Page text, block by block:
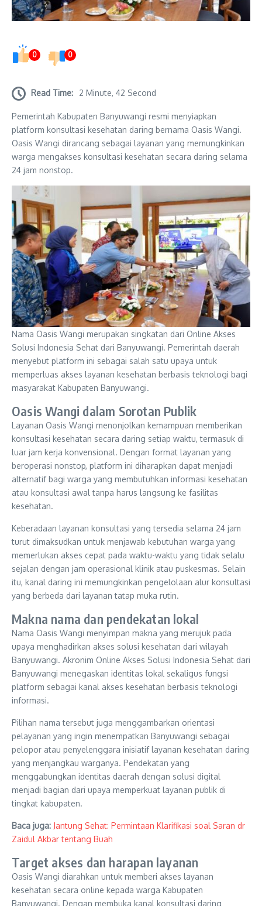
0 0
Read Time: 2 Minute, 42 Second
Pemerintah Kabupaten Banyuwangi resmi menyiapkan
platform konsultasi kesehatan daring bernama Oasis Wangi.
Oasis Wangi dirancang sebagai layanan yang memungkinkan
warga mengakses konsultasi kesehatan secara daring selama
24 jam nonstop.
Nama Oasis Wangi merupakan singkatan dari Online Akses
Solusi Indonesia Sehat dari Banyuwangi. Pemerintah daerah
menyebut platform ini sebagai salah satu upaya untuk
memperluas akses layanan kesehatan berbasis teknologi bagi
masyarakat Kabupaten Banyuwangi.
Oasis Wangi dalam Sorotan Publik
Layanan Oasis Wangi menonjolkan kemampuan memberikan
konsultasi kesehatan secara daring setiap waktu, termasuk di
luar jam kerja konvensional. Dengan format layanan yang
beroperasi nonstop, platform ini diharapkan dapat menjadi
alternatif bagi warga yang membutuhkan informasi kesehatan
atau konsultasi awal tanpa harus langsung ke fasilitas
kesehatan.
Keberadaan layanan konsultasi yang tersedia selama 24 jam
turut dimaksudkan untuk menjawab kebutuhan warga yang
memerlukan akses cepat pada waktu-waktu yang tidak selalu
sejalan dengan jam operasional klinik atau puskesmas. Selain
itu, kanal daring ini memungkinkan pengelolaan alur konsultasi
yang berbeda dari layanan tatap muka rutin.
Makna nama dan pendekatan lokal
Nama Oasis Wangi menyimpan makna yang merujuk pada
upaya menghadirkan akses solusi kesehatan dari wilayah
Banyuwangi. Akronim Online Akses Solusi Indonesia Sehat dari
Banyuwangi menegaskan identitas lokal sekaligus fungsi
platform sebagai kanal akses kesehatan berbasis teknologi
informasi.
Pilihan nama tersebut juga menggambarkan orientasi
pelayanan yang ingin menempatkan Banyuwangi sebagai
pelopor atau penyelenggara inisiatif layanan kesehatan daring
yang menjangkau warganya. Pendekatan yang
menggabungkan identitas daerah dengan solusi digital
menjadi bagian dari upaya memperkuat layanan publik di
tingkat kabupaten.
Baca juga: Jantung Sehat: Permintaan Klarifikasi soal Saran dr
Zaidul Akbar tentang Buah
Target akses dan harapan layanan
Oasis Wangi diarahkan untuk memberi akses layanan
kesehatan secara online kepada warga Kabupaten
Banyuwangi. Dengan membuka kanal konsultasi daring